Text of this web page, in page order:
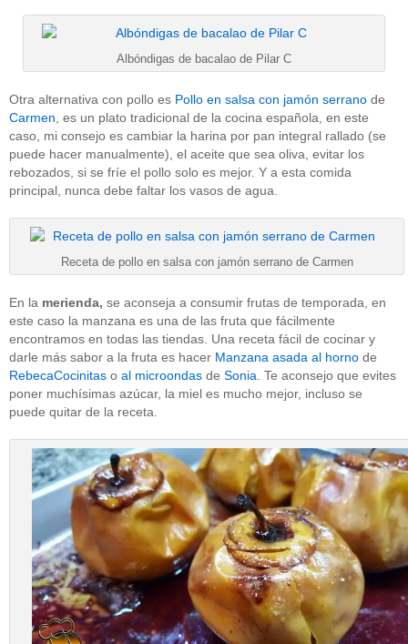
Albóndigas de bacalao de Pilar C
Otra alternativa con pollo es Pollo en salsa con jamón serrano de
Carmen , es un plato tradicional de la cocina española, en este
caso, mi consejo es cambiar la harina por pan integral rallado (se
puede hacer manualmente), el aceite que sea oliva, evitar los
rebozados, si se fríe el pollo solo es mejor. Y a esta comida
principal, nunca debe faltar los vasos de agua.
Receta de pollo en salsa con jamón serrano de Carmen
En la merienda, se aconseja a consumir frutas de temporada, en
este caso la manzana es una de las fruta que fácilmente
encontramos en todas las tiendas. Una receta fácil de cocinar y
darle más sabor a la fruta es hacer Manzana asada al horno de
RebecaCocinitas o al microondas de Sonia . Te aconsejo que evites
poner muchísimas azúcar, la miel es mucho mejor, incluso se
puede quitar de la receta.